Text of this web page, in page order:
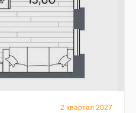
2 квартал 2027